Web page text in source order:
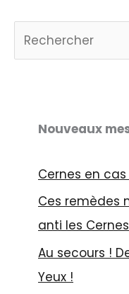
u
Nouveaux
Cernes en
Ces remèdes
anti les
Au secours !
Yeux !